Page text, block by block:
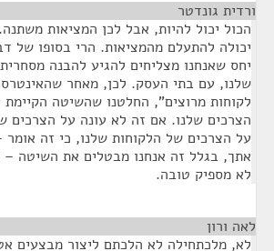
ורדית גונדטר
הכול יכול להיות, אבל לכן המציאות
יכולה להתעלם מהמציאות. הרי בסופו של
יחס שאנחנו מצליחים להגיע להבנה
שלנו, עם בתי העסק. לכן, מאחר
לקוחות מרוצים", החלטנו שהשיטה הקיימת
הצרכים שלנו. אם זה לא עונה על הצרכים
על הצרכים של הלקוחות שלנו, כי זה אומר
אתך, בגלל זה אנחנו מבטלים את השיטה
לא מספיק טובה.
לאה ורון
לא, מלכתחילה לא הלכתם ליצור מבצעים